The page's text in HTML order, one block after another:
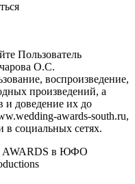
Пользователь
О.С.
воспроизведение,
произведений, а
и доведение их до
awards-south.ru,
социальных сетях.
AWARDS в ЮФО